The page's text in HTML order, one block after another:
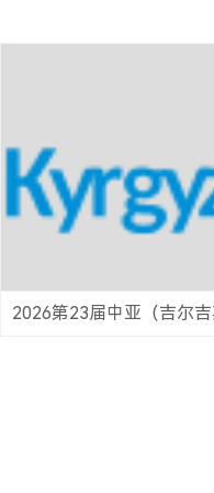
2026第23届中亚（吉尔